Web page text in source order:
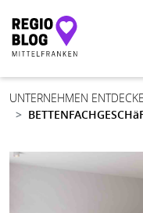
Hauptnavigation
UNTERNEHMEN